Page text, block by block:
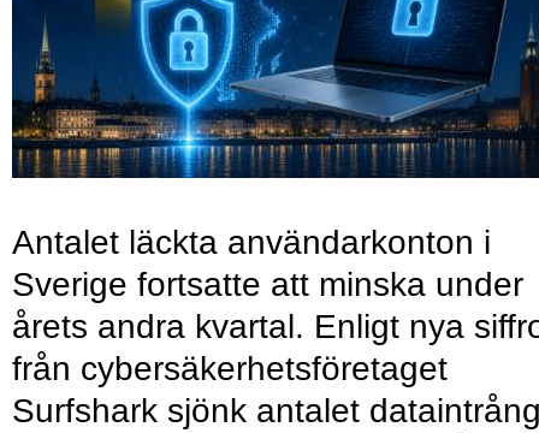
Antalet läckta användarkonton i
Sverige fortsatte att minska under
årets andra kvartal. Enligt nya
från cybersäkerhetsföretaget
Surfshark sjönk antalet